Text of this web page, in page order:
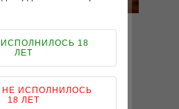
Aegis
18
ЛЕТ
НЕ ИСПОЛНИЛОСЬ
18 ЛЕТ